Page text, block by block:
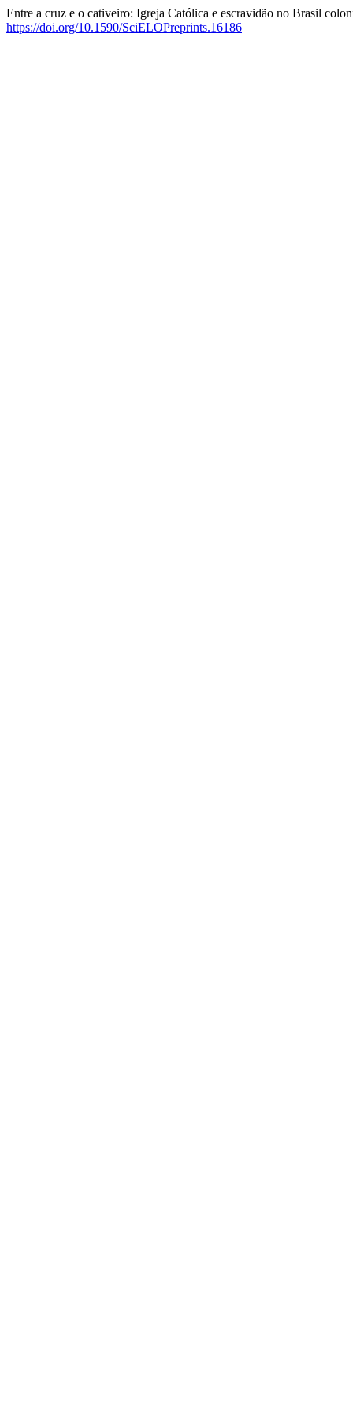
Entre a cruz e o cativeiro: Igreja Católica e escravidão no Brasil
https://doi.org/10.1590/SciELOPreprints.16186